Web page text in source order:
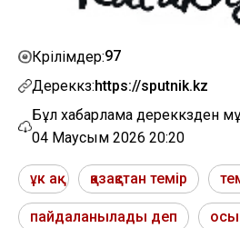
Көрілімдер:97
Дереккөз:https://sputnik.kz
Бұл хабарлама дереккөзден
04 Маусым 2026 20:20
ұк ақ қазақстан темір
пайдаланылады деп